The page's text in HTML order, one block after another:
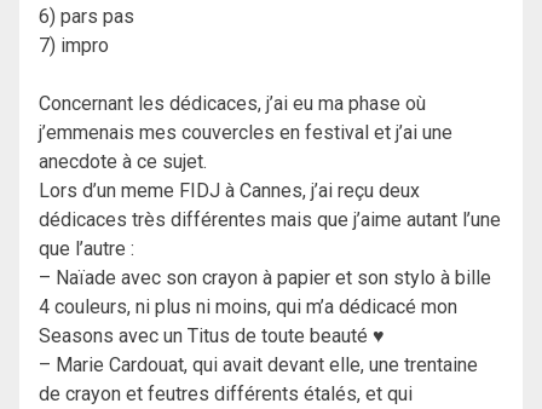
6) pars pas
7) impro
Concernant les dédicaces, j’ai eu ma phase où
j’emmenais mes couvercles en festival et j’ai une
anecdote à ce sujet.
Lors d’un meme FIDJ à Cannes, j’ai reçu deux
dédicaces très différentes mais que j’aime autant l’une
que l’autre :
– Naïade avec son crayon à papier et son stylo à bille
4 couleurs, ni plus ni moins, qui m’a dédicacé mon
Seasons avec un Titus de toute beauté ♥
– Marie Cardouat, qui avait devant elle, une trentaine
de crayon et feutres différents étalés, et qui